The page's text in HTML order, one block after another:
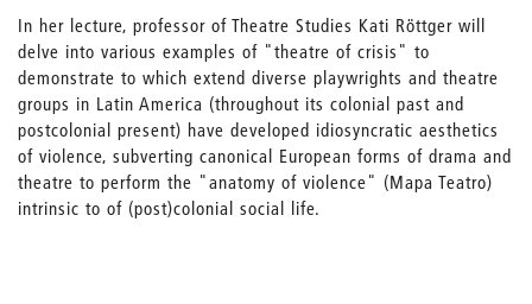
In her lecture, professor of Theatre Studies Kati Röttger will
delve into various examples of "theatre of crisis" to
demonstrate to which extend diverse playwrights and theatre
groups in Latin America (throughout its colonial past and
postcolonial present) have developed idiosyncratic aesthetics
of violence, subverting canonical European forms of drama and
theatre to perform the "anatomy of violence" (Mapa Teatro)
intrinsic to of (post)colonial social life.